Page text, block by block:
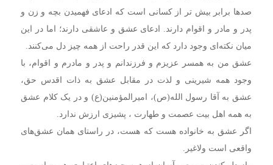
صدها برابر بیش تر از کسانی است که ادعای فهمیدن بچه و زن و
پدر و مادر و اقوام دارند. ادعای عشق و عاشقی دارند؛ اما در این
میان نکته‌ای وجود دارد که این قدر راحت از همه چیز دل می‌کنند.
عشق من به همسر عزیزم و فرزندانم و پدر و مادرم و اقوام، با
وجود همه شیرینی و لذت در مقابل عشق به ذات اقدس حق،
عشق به آقا رسول الله(ص)، امیرالمؤمنین(ع) و در یک کلام عشق
به همه اهل بیت عصمت و طهارت ، پشیزی ارزش ندارد.
اگر عشق به خانواده هست که هست، در راستای همان عشق‌های
واقعی است ولاغیر.